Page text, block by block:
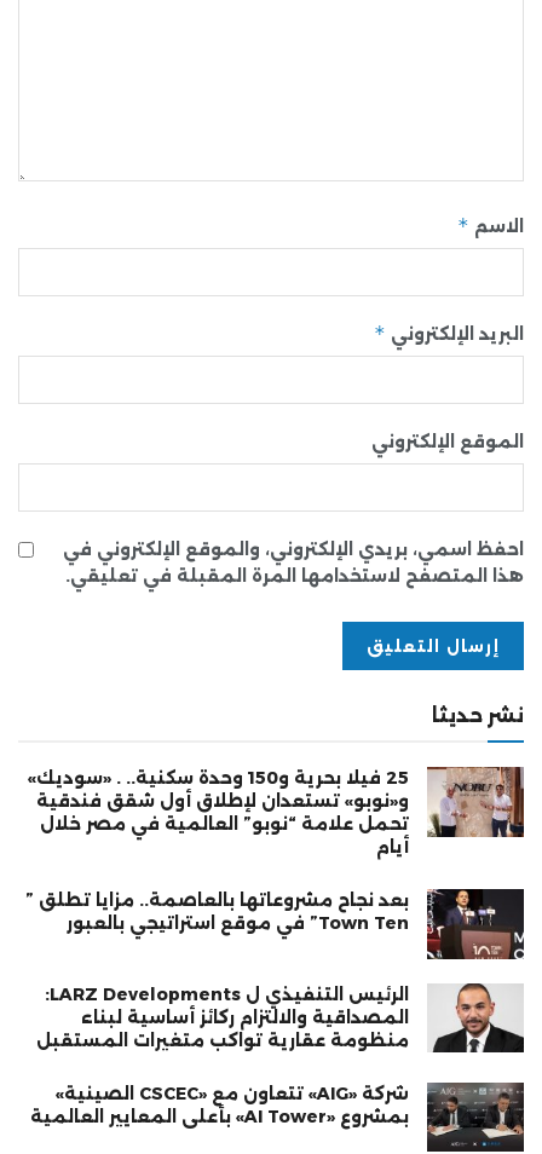
الاسم *
البريد الإلكتروني *
الموقع الإلكتروني
احفظ اسمي، بريدي الإلكتروني، والموقع الإلكتروني في
هذا المتصفح لاستخدامها المرة المقبلة في تعليقي.
نشر حديثا
25 فيلا بحرية و150 وحدة سكنية.. . «سوديك»
و«نوبو» تستعدان لإطلاق أول شقق فندقية
تحمل علامة “نوبو” العالمية في مصر خلال
أيام
بعد نجاح مشروعاتها بالعاصمة.. مزايا تطلق ”
Town Ten” في موقع استراتيجي بالعبور
الرئيس التنفيذي ل LARZ Developments:
المصداقية والالتزام ركائز أساسية لبناء
منظومة عقارية تواكب متغيرات المستقبل
شركة «AIG» تتعاون مع «CSCEC الصينية»
بمشروع «AI Tower» بأعلى المعايير العالمية